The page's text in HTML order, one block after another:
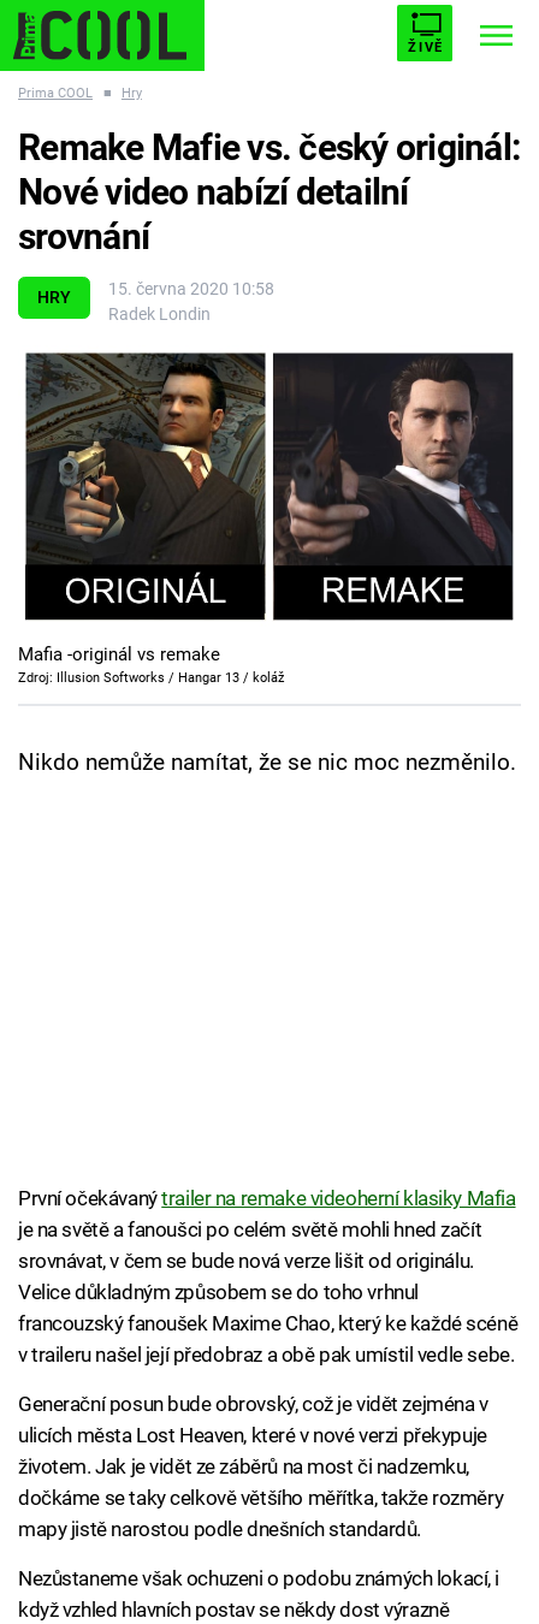
ŽIVĚ
ESCAPE PLNEJ KOTEL AVENGERS 5
Témata
Filmy
Seriály
Hry
Cool Esport
Pořady
TV Program
Prima COOL ■ Hry
HRY
15. června 2020 10:58
Radek Londin
Remake Mafie vs. český originál:
Nové video nabízí detailní
srovnání
Mafia -originál vs remake
Zdroj: Illusion Softworks / Hangar 13 / koláž
Nikdo nemůže namítat, že se nic moc nezměnilo.
První očekávanýtrailer na remake videoherní klasiky Mafia
je na světě a fanoušci po celém světě mohli hned začít
srovnávat, v čem se bude nová verze lišit od originálu.
Velice důkladným způsobem se do toho vrhnul
francouzský fanoušek Maxime Chao, který ke každé scéně
v traileru našel její předobraz a obě pak umístil vedle sebe.
Generační posun bude obrovský, což je vidět zejména v
ulicích města Lost Heaven, které v nové verzi překypuje
životem. Jak je vidět ze záběrů na most či nadzemku,
dočkáme se taky celkově většího měřítka, takže rozměry
mapy jistě narostou podle dnešních standardů.
Nezůstaneme však ochuzeni o podobu známých lokací, i
když vzhled hlavních postav se někdy dost výrazně